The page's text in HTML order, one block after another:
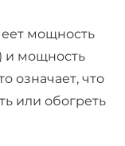
мощность
и мощность
означает, что
или обогреть